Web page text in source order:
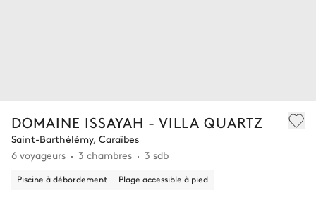
DOMAINE ISSAYAH - VILLA QUARTZ
Saint-Barthélémy, Caraïbes
6 voyageurs
3 chambres 3 sdb
Piscine à débordement Plage accessible à pied